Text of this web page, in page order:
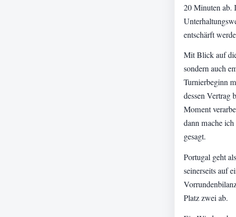
20 Minuten ab.
entschärft
Mit Blick auf
sondern auch
Turnierbeginn
dessen Vertrag
Moment
dann mache
gesagt.
Portugal geht
seinerseits auf
Platz zwei ab.